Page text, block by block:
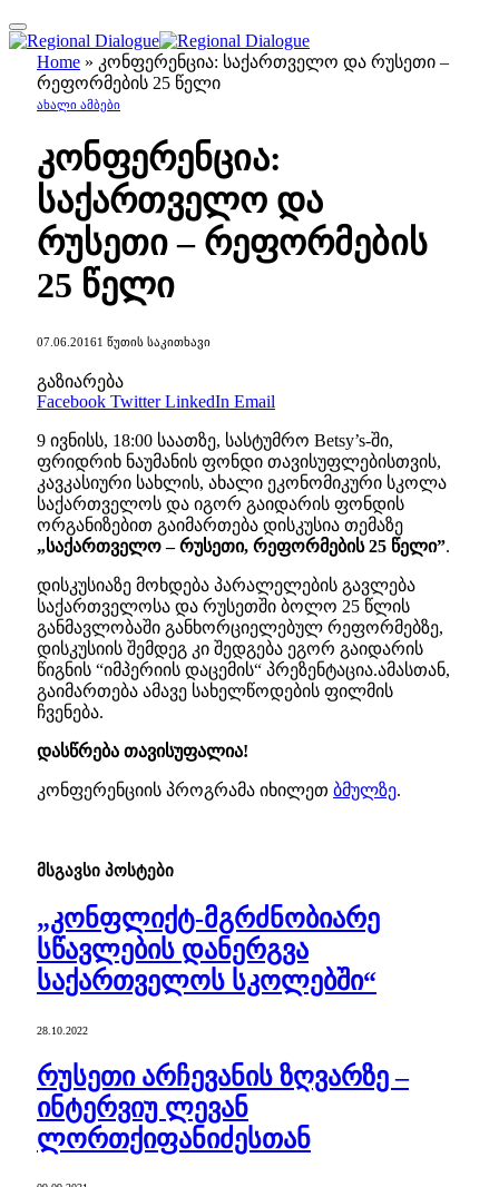
Home » კონფერენცია: საქართველო და რუსეთი –
რეფორმების 25 წელი
ᲐᲮᲐᲚᲘ ᲐᲛᲑᲔᲑᲘ
კონფერენცია:
საქართველო და
რუსეთი – რეფორმების
25 წელი
07.06.20161 ᲬᲣᲗᲘᲡ ᲡᲐᲙᲘᲗᲮᲐᲕᲘ
გაზიარება
Facebook Twitter LinkedIn Email
9 ივნისს, 18:00 საათზე, სასტუმრო Betsy’s-ში,
ფრიდრიხ ნაუმანის ფონდი თავისუფლებისთვის,
კავკასიური სახლის, ახალი ეკონომიკური სკოლა
საქართველოს და იგორ გაიდარის ფონდის
ორგანიზებით გაიმართება დისკუსია თემაზე
„საქართველო – რუსეთი, რეფორმების 25 წელი”.
დისკუსიაზე მოხდება პარალელების გავლება
საქართველოსა და რუსეთში ბოლო 25 წლის
განმავლობაში განხორციელებულ რეფორმებზე,
დისკუსიის შემდეგ კი შედგება ეგორ გაიდარის
წიგნის “იმპერიის დაცემის“ პრეზენტაცია.ამასთან,
გაიმართება ამავე სახელწოდების ფილმის
ჩვენება.
დასწრება თავისუფალია!
კონფერენციის პროგრამა იხილეთ ბმულზე.
მსგავსი პოსტები
„კონფლიქტ-მგრძნობიარე
სწავლების დანერგვა
საქართველოს სკოლებში“
28.10.2022
რუსეთი არჩევანის ზღვარზე –
ინტერვიუ ლევან
ლორთქიფანიძესთან